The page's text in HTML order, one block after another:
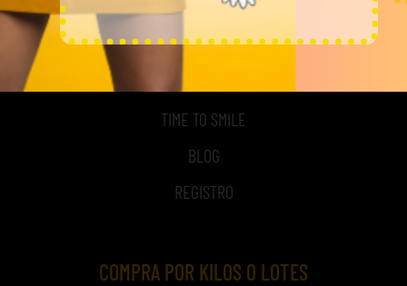
ACCESO A MI CUENTA
TIME TO SMILE
BLOG
REGISTRO
COMPRA POR KILOS O LOTES